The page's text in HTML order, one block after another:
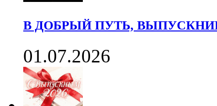
В ДОБРЫЙ ПУТЬ,
01.07.2026